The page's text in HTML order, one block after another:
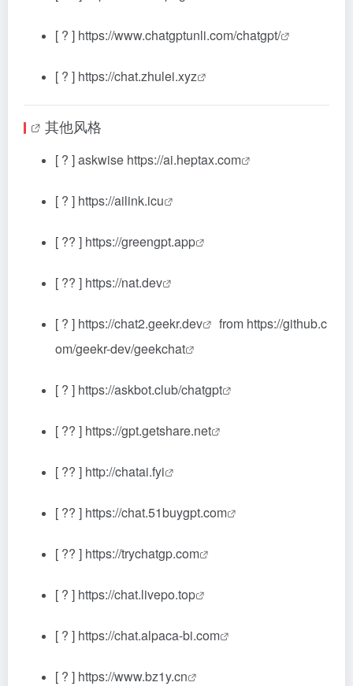
[ ? ] https://www.chatgptunli.com/chatgpt/
[ ? ] https://chat.zhulei.xyz
其他风格
[ ? ]askwise https://ai.heptax.com
[ ? ] https://ailink.icu
[ ?? ] https://greengpt.app
[ ?? ] https://nat.dev
[ ? ] https://chat2.geekr.dev from https://github.c
om/geekr-dev/geekchat
[ ? ] https://askbot.club/chatgpt
[ ?? ] https://gpt.getshare.net
[ ?? ] http://chatai.fyi
[ ?? ] https://chat.51buygpt.com
[ ?? ] https://trychatgp.com
[ ? ] https://chat.livepo.top
[ ? ] https://chat.alpaca-bi.com
[ ? ] https://www.bz1y.cn